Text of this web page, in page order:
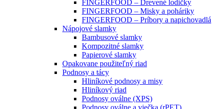
FINGERFOOD – Drevené lodičky
FINGERFOOD – Misky a poháriky
FINGERFOOD – Príbory a napichovadlá
Nápojové slamky
Bambusové slamky
Kompozitné slamky
Papierové slamky
Opakovane použiteľný riad
Podnosy a tácy
Hliníkové podnosy a misy
Hliníkový riad
Podnosy oválne (XPS)
Podnosy oválne a viečka (rPET)